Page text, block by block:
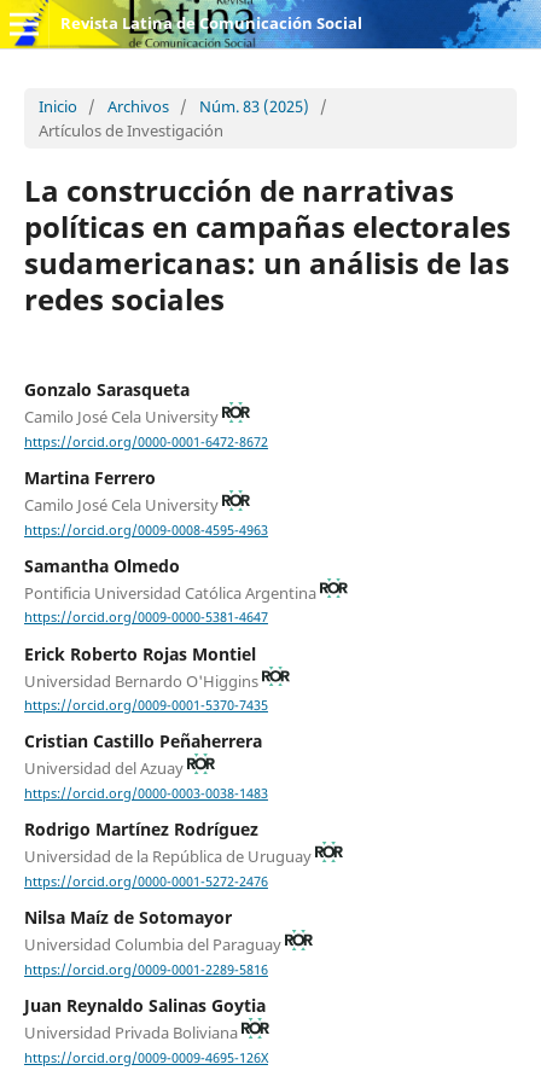
Revista Latina de Comunicación Social
Inicio / Archivos / Núm. 83 (2025)
/
Artículos de Investigación
La construcción de narrativas
políticas en campañas electorales
sudamericanas: un análisis de las
redes sociales
Gonzalo Sarasqueta
Camilo José Cela University
https://orcid.org/0000-0001-6472-8672
Martina Ferrero
Camilo José Cela University
https://orcid.org/0009-0008-4595-4963
Samantha Olmedo
Pontificia Universidad Católica Argentina
https://orcid.org/0009-0000-5381-4647
Erick Roberto Rojas Montiel
Universidad Bernardo O'Higgins
https://orcid.org/0009-0001-5370-7435
Cristian Castillo Peñaherrera
Universidad del Azuay
https://orcid.org/0000-0003-0038-1483
Rodrigo Martínez Rodríguez
Universidad de la República de Uruguay
https://orcid.org/0000-0001-5272-2476
Nilsa Maíz de Sotomayor
Universidad Columbia del Paraguay
https://orcid.org/0009-0001-2289-5816
Juan Reynaldo Salinas Goytia
Universidad Privada Boliviana
https://orcid.org/0009-0009-4695-126X